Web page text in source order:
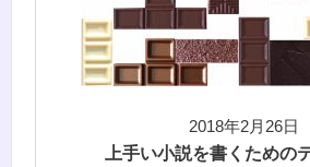
2018年2月26日
上手い小説を書くための